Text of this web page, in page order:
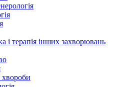
і терапія інших захворювань
хвороби